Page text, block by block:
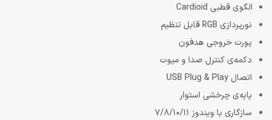
الگوی قطبی Cardioid
نورپردازی RGB قابل تنظیم
پورت خروجی هدفون
دکمه‌ی کنترل صدا و میوت
اتصال USB Plug & Play
پایه‌ی چرخشی استوار
سازگاری با ویندوز 7/8/10/11